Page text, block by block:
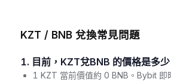
KZT / BNB 兌換常見問題
1. 目前，KZT兌BNB 的價格是多少
1 KZT 當前價值約 0 BNB。Bybit 即